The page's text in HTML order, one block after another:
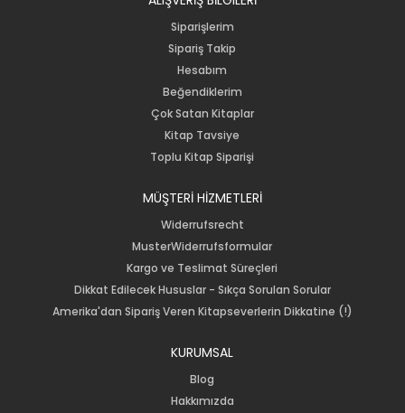
Siparişlerim
Sipariş Takip
Hesabım
Beğendiklerim
Çok Satan Kitaplar
Kitap Tavsiye
Toplu Kitap Siparişi
MÜŞTERİ HİZMETLERİ
Widerrufsrecht
MusterWiderrufsformular
Kargo ve Teslimat Süreçleri
Dikkat Edilecek Hususlar - Sıkça Sorulan Sorular
Amerika'dan Sipariş Veren Kitapseverlerin Dikkatine (!)
KURUMSAL
Blog
Hakkımızda